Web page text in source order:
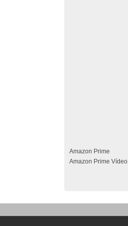
Amazon Prime
Amazon Prime Vídeo